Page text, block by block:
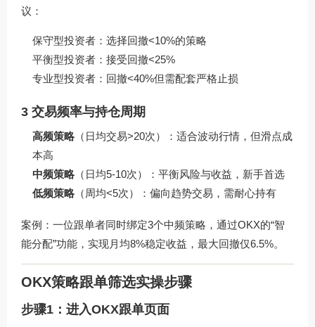
议：
保守型投资者：选择回撤<10%的策略
平衡型投资者：接受回撤<25%
专业型投资者：回撤<40%但需配套严格止损
3 交易频率与持仓周期
高频策略 （日均交易>20次）：适合波动行情，但滑点成
本高
中频策略 （日均5-10次）：平衡风险与收益，新手首选
低频策略 （周均<5次）：偏向趋势交易，需耐心持有
案例：一位跟单者同时绑定3个中频策略，通过OKX的“智
能分配”功能，实现月均8%稳定收益，最大回撤仅6.5%。
OKX策略跟单筛选实操步骤
步骤1：进入OKX跟单页面